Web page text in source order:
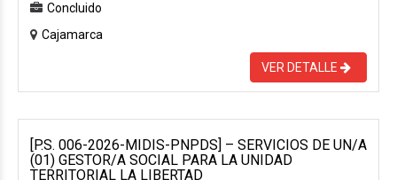
Concluido
Cajamarca
VER DETALLE
[P.S. 006-2026-MIDIS-PNPDS] – SERVICIOS DE UN/A
(01) GESTOR/A SOCIAL PARA LA UNIDAD
TERRITORIAL LA LIBERTAD